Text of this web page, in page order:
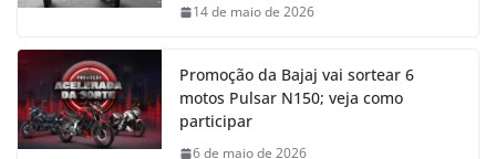
14 de maio de 2026
Promoção da Bajaj vai sortear 6
motos Pulsar N150; veja como
participar
6 de maio de 2026